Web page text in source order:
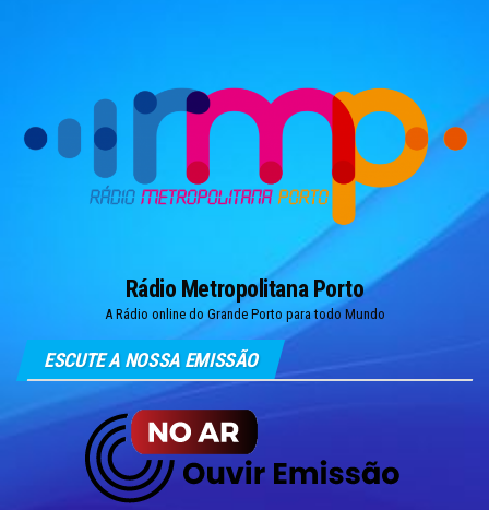
Rádio Metropolitana Porto
A Rádio online do Grande Porto para todo Mundo
ESCUTE A NOSSA EMISSÃO